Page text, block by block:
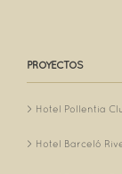
PROYECTOS
Hotel Pollentia
Hotel Barceló